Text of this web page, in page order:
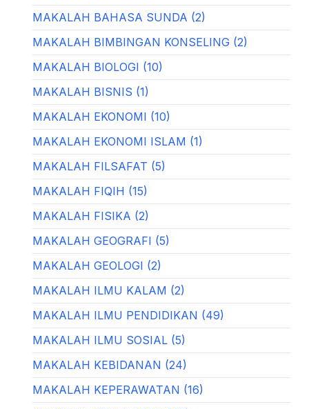
MAKALAH BAHASA SUNDA (2)
MAKALAH BIMBINGAN KONSELING (2)
MAKALAH BIOLOGI (10)
MAKALAH BISNIS (1)
MAKALAH EKONOMI (10)
MAKALAH EKONOMI ISLAM (1)
MAKALAH FILSAFAT (5)
MAKALAH FIQIH (15)
MAKALAH FISIKA (2)
MAKALAH GEOGRAFI (5)
MAKALAH GEOLOGI (2)
MAKALAH ILMU KALAM (2)
MAKALAH ILMU PENDIDIKAN (49)
MAKALAH ILMU SOSIAL (5)
MAKALAH KEBIDANAN (24)
MAKALAH KEPERAWATAN (16)